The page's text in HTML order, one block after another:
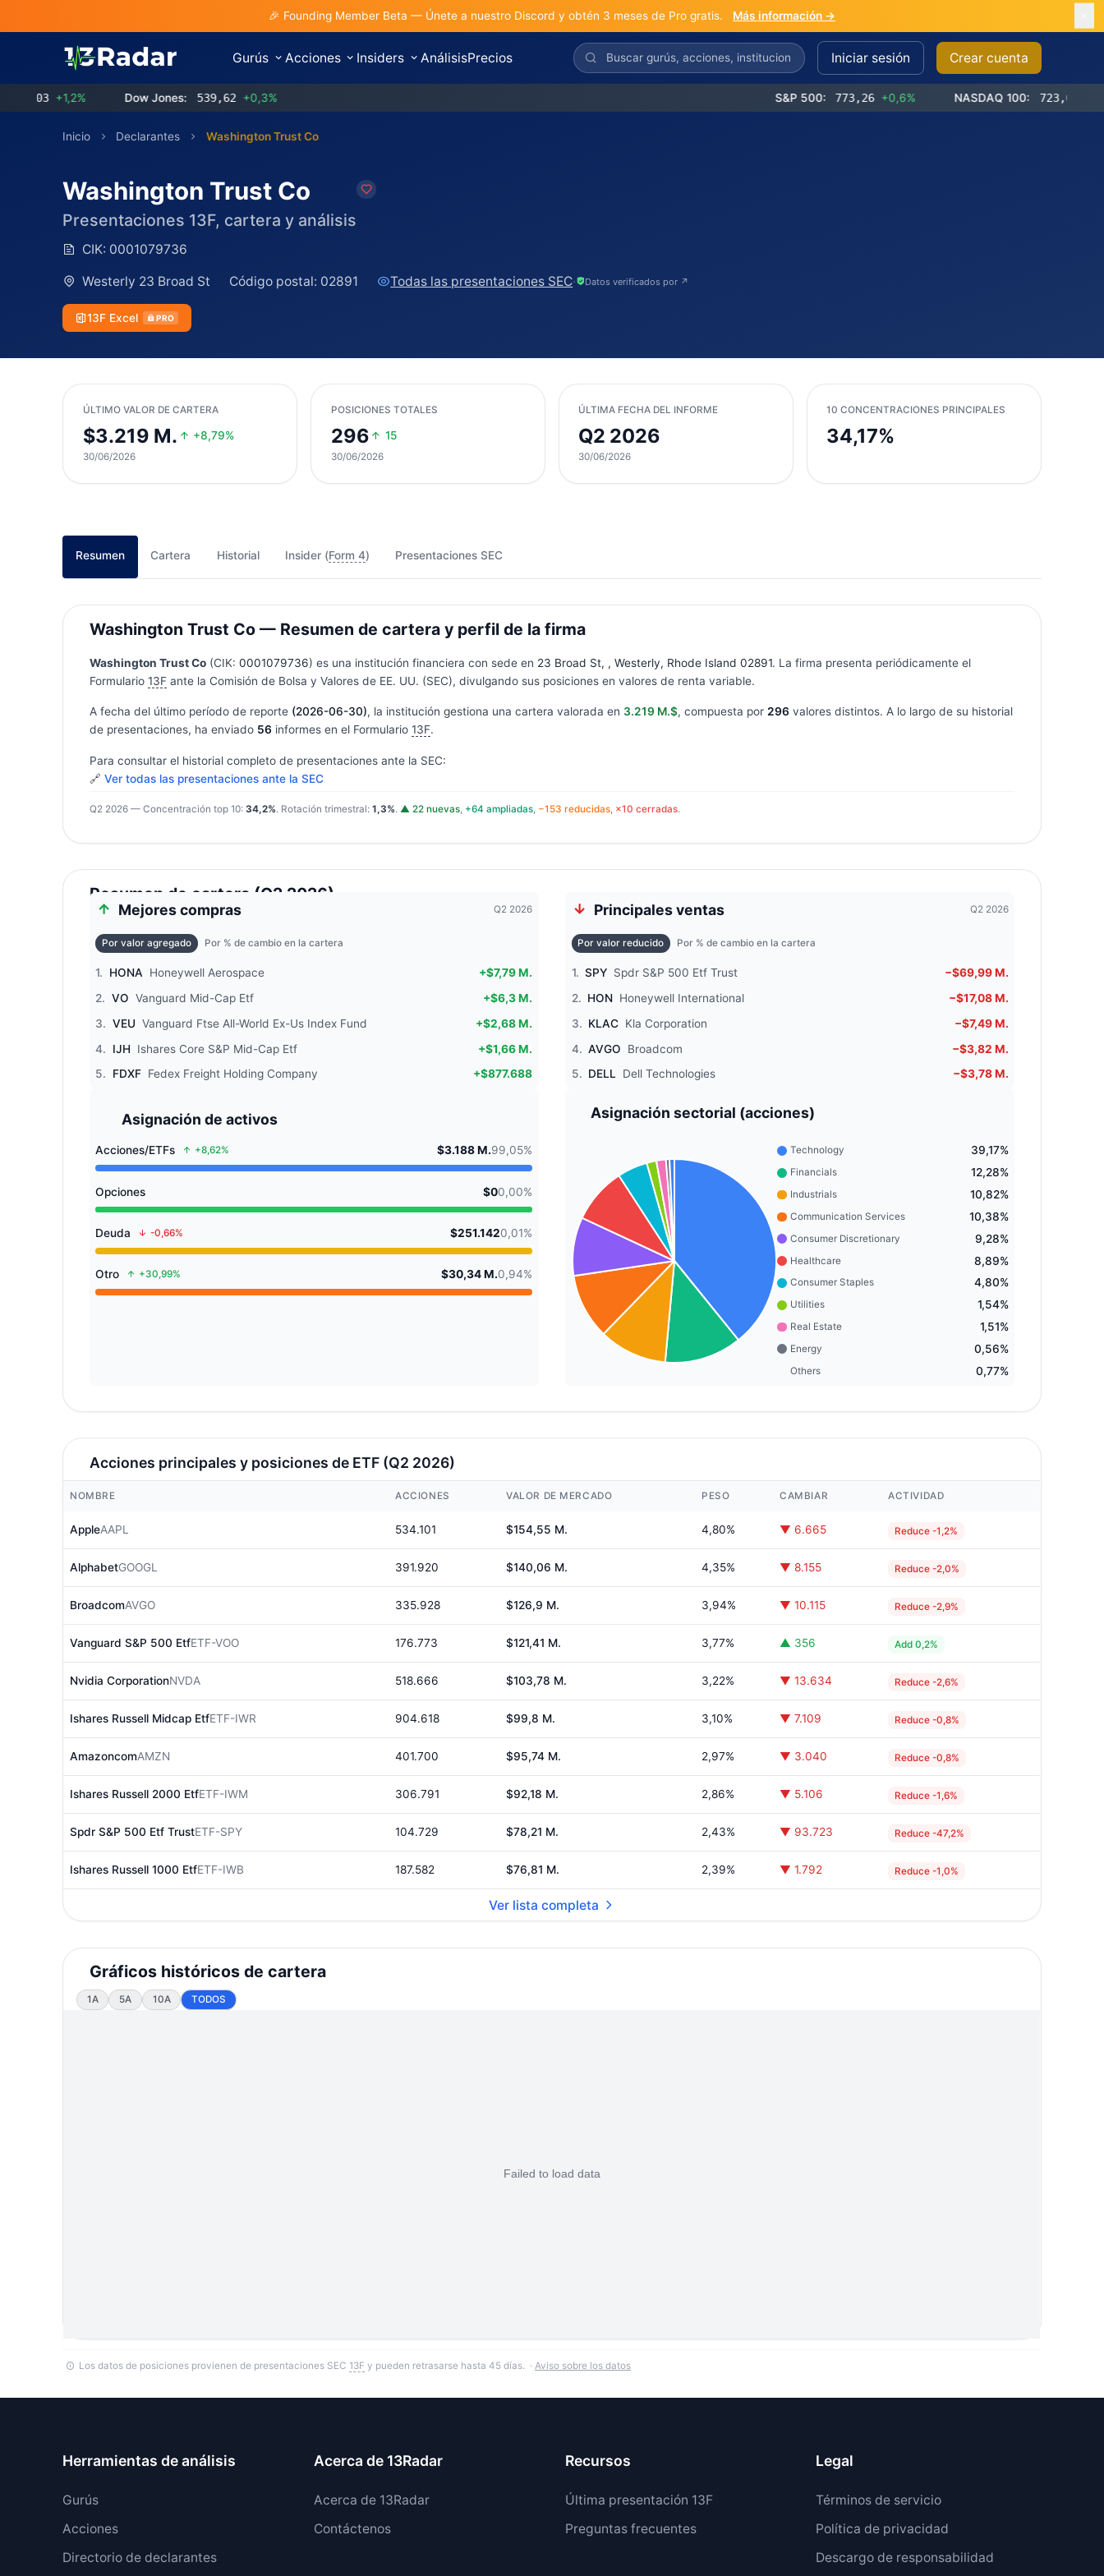
🎉 Founding Member Beta — Únete a nuestro Discord y obtén 3 meses de Pro gratis. Más información →
Gurús Acciones Insiders AnálisisPrecios Iniciar sesión Crear cuenta
+1,2% Dow Jones: 539,62 +0,3% S&P 500: 773,26 +0,6% NASDAQ 100: 723,03 +1,2%
Inicio Declarantes Washington Trust Co
Washington Trust Co
Presentaciones 13F, cartera y análisis
CIK: 0001079736
Westerly 23 Broad St Código postal: 02891 Todas las presentaciones SEC· Datos verificados por ↗
13F Excel PRO
ÚLTIMO VALOR DE CARTERA
$3.219 M. +8,79%
30/06/2026
POSICIONES TOTALES
296 15
30/06/2026
ÚLTIMA FECHA DEL INFORME
Q2 2026
30/06/2026
10 CONCENTRACIONES PRINCIPALES
34,17%
Resumen Cartera Historial Insider (Form 4) Presentaciones SEC
Washington Trust Co — Resumen de cartera y perfil de la firma
Washington Trust Co(CIK: 0001079736) es una institución financiera con sede en 23 Broad St, , Westerly, Rhode Island 02891. La firma presenta periódicamente el
Formulario 13Fante la Comisión de Bolsa y Valores de EE. UU. (SEC), divulgando sus posiciones en valores de renta variable.
A fecha del último período de reporte (2026-06-30), la institución gestiona una cartera valorada en 3.219 M.$, compuesta por 296 valores distintos. A lo largo de su historial
de presentaciones, ha enviado 56 informes en el Formulario 13F.
Para consultar el historial completo de presentaciones ante la SEC:
🔗 Ver todas las presentaciones ante la SEC
Q2 2026 — Concentración top 10: 34,2%. Rotación trimestral: 1,3%. ▲ 22 nuevas, +64 ampliadas, −153 reducidas, ×10 cerradas.
Resumen de cartera (Q2 2026)
Mejores compras Q2 2026
Por valor agregado Por % de cambio en la cartera
1. HONA Honeywell Aerospace
+$7,79 M.
2. VO Vanguard Mid-Cap Etf
+$6,3 M.
3. VEU Vanguard Ftse All-World Ex-Us Index Fund
+$2,68 M.
4.
IJH Ishares Core S&P Mid-Cap Etf
+$1,66 M.
5.
FDXF Fedex Freight Holding Company +$877.688
Principales ventas Q2 2026
Por valor reducido Por % de cambio en la cartera
1. SPY Spdr S&P 500 Etf Trust
−$69,99 M.
2. HON Honeywell International
−$17,08 M.
3. KLAC Kla Corporation
−$7,49 M.
4. AVGO Broadcom
−$3,82 M.
5. DELL Dell Technologies −$3,78 M.
Asignación de activos
Acciones/ETFs +8,62% $3.188 M.99,05%
Opciones $00,00%
Deuda -0,66% $251.1420,01%
Otro +30,99% $30,34 M.0,94%
Asignación sectorial (acciones)
Technology 39,17%
Financials 12,28%
Industrials 10,82%
Communication Services 10,38%
Consumer Discretionary 9,28%
Healthcare 8,89%
Consumer Staples 4,80%
Utilities 1,54%
Real Estate 1,51%
Energy 0,56%
Others 0,77%
Acciones principales y posiciones de ETF (Q2 2026)
NOMBRE ACCIONES VALOR DE MERCADO PESO CAMBIAR ACTIVIDAD
AppleAAPL 534.101 $154,55 M. 4,80% ▼ 6.665 Reduce -1,2%
AlphabetGOOGL 391.920 $140,06 M. 4,35% ▼ 8.155 Reduce -2,0%
BroadcomAVGO 335.928 $126,9 M. 3,94% ▼ 10.115 Reduce -2,9%
Vanguard S&P 500 EtfETF-VOO 176.773 $121,41 M. 3,77% ▲ 356 Add 0,2%
Nvidia CorporationNVDA 518.666 $103,78 M. 3,22% ▼ 13.634 Reduce -2,6%
Ishares Russell Midcap EtfETF-IWR 904.618 $99,8 M. 3,10% ▼ 7.109 Reduce -0,8%
AmazoncomAMZN 401.700 $95,74 M. 2,97% ▼ 3.040 Reduce -0,8%
Ishares Russell 2000 EtfETF-IWM 306.791 $92,18 M. 2,86% ▼ 5.106 Reduce -1,6%
Spdr S&P 500 Etf TrustETF-SPY 104.729 $78,21 M. 2,43% ▼ 93.723 Reduce -47,2%
Ishares Russell 1000 EtfETF-IWB 187.582 $76,81 M. 2,39% ▼ 1.792 Reduce -1,0%
Ver lista completa
Gráficos históricos de cartera
1A 5A 10A TODOS
Los datos de posiciones provienen de presentaciones SEC 13F y pueden retrasarse hasta 45 días. · Aviso sobre los datos
Herramientas de análisis
Gurús
Acciones
Directorio de declarantes
Acerca de 13Radar
Acerca de 13Radar
Contáctenos
Recursos
Última presentación 13F
Preguntas frecuentes
Legal
Términos de servicio
Política de privacidad
Descargo de responsabilidad